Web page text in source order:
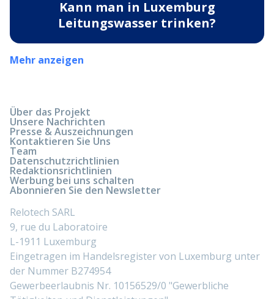
Kann man in Luxemburg
Leitungswasser trinken?
Mehr anzeigen
Über das Projekt
Unsere Nachrichten
Presse & Auszeichnungen
Kontaktieren Sie Uns
Team
Datenschutzrichtlinien
Redaktionsrichtlinien
Werbung bei uns schalten
Abonnieren Sie den Newsletter
Relotech SARL
9, rue du Laboratoire
L-1911 Luxemburg
Eingetragen im Handelsregister von Luxemburg unter
der Nummer B274954
Gewerbeerlaubnis Nr. 10156529/0 "Gewerbliche